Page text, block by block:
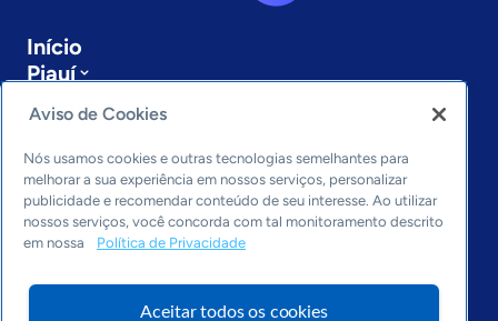
Início
Piauí
Sobre a ASN
Últimas notícias
Entre em contato
Editorias
Economia & Política
Inovação & Tecnologia
Cultura empreendedora
Aviso de Cookies
Nós usamos cookies e outras tecnologias semelhantes para
melhorar a sua experiência em nossos serviços, personalizar
publicidade e recomendar conteúdo de seu interesse. Ao utilizar
nossos serviços, você concorda com tal monitoramento descrito
em nossa
Política de Privacidade
Aceitar todos os cookies